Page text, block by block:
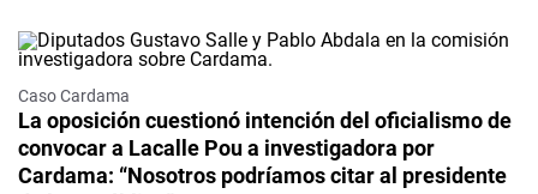
Caso Cardama
La oposición cuestionó intención del oficialismo de
convocar a Lacalle Pou a investigadora por
Cardama: “Nosotros podríamos citar al presidente